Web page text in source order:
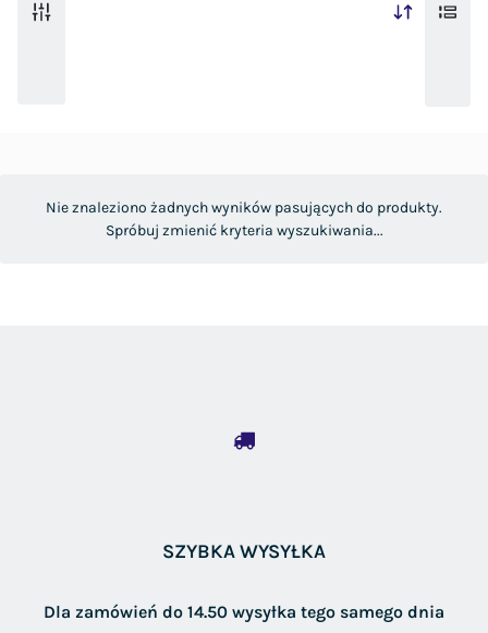
Nie znaleziono żadnych wyników pasujących do produkty.
Spróbuj zmienić kryteria wyszukiwania...
SZYBKA WYSYŁKA
Dla zamówień do 14.50 wysyłka tego samego dnia